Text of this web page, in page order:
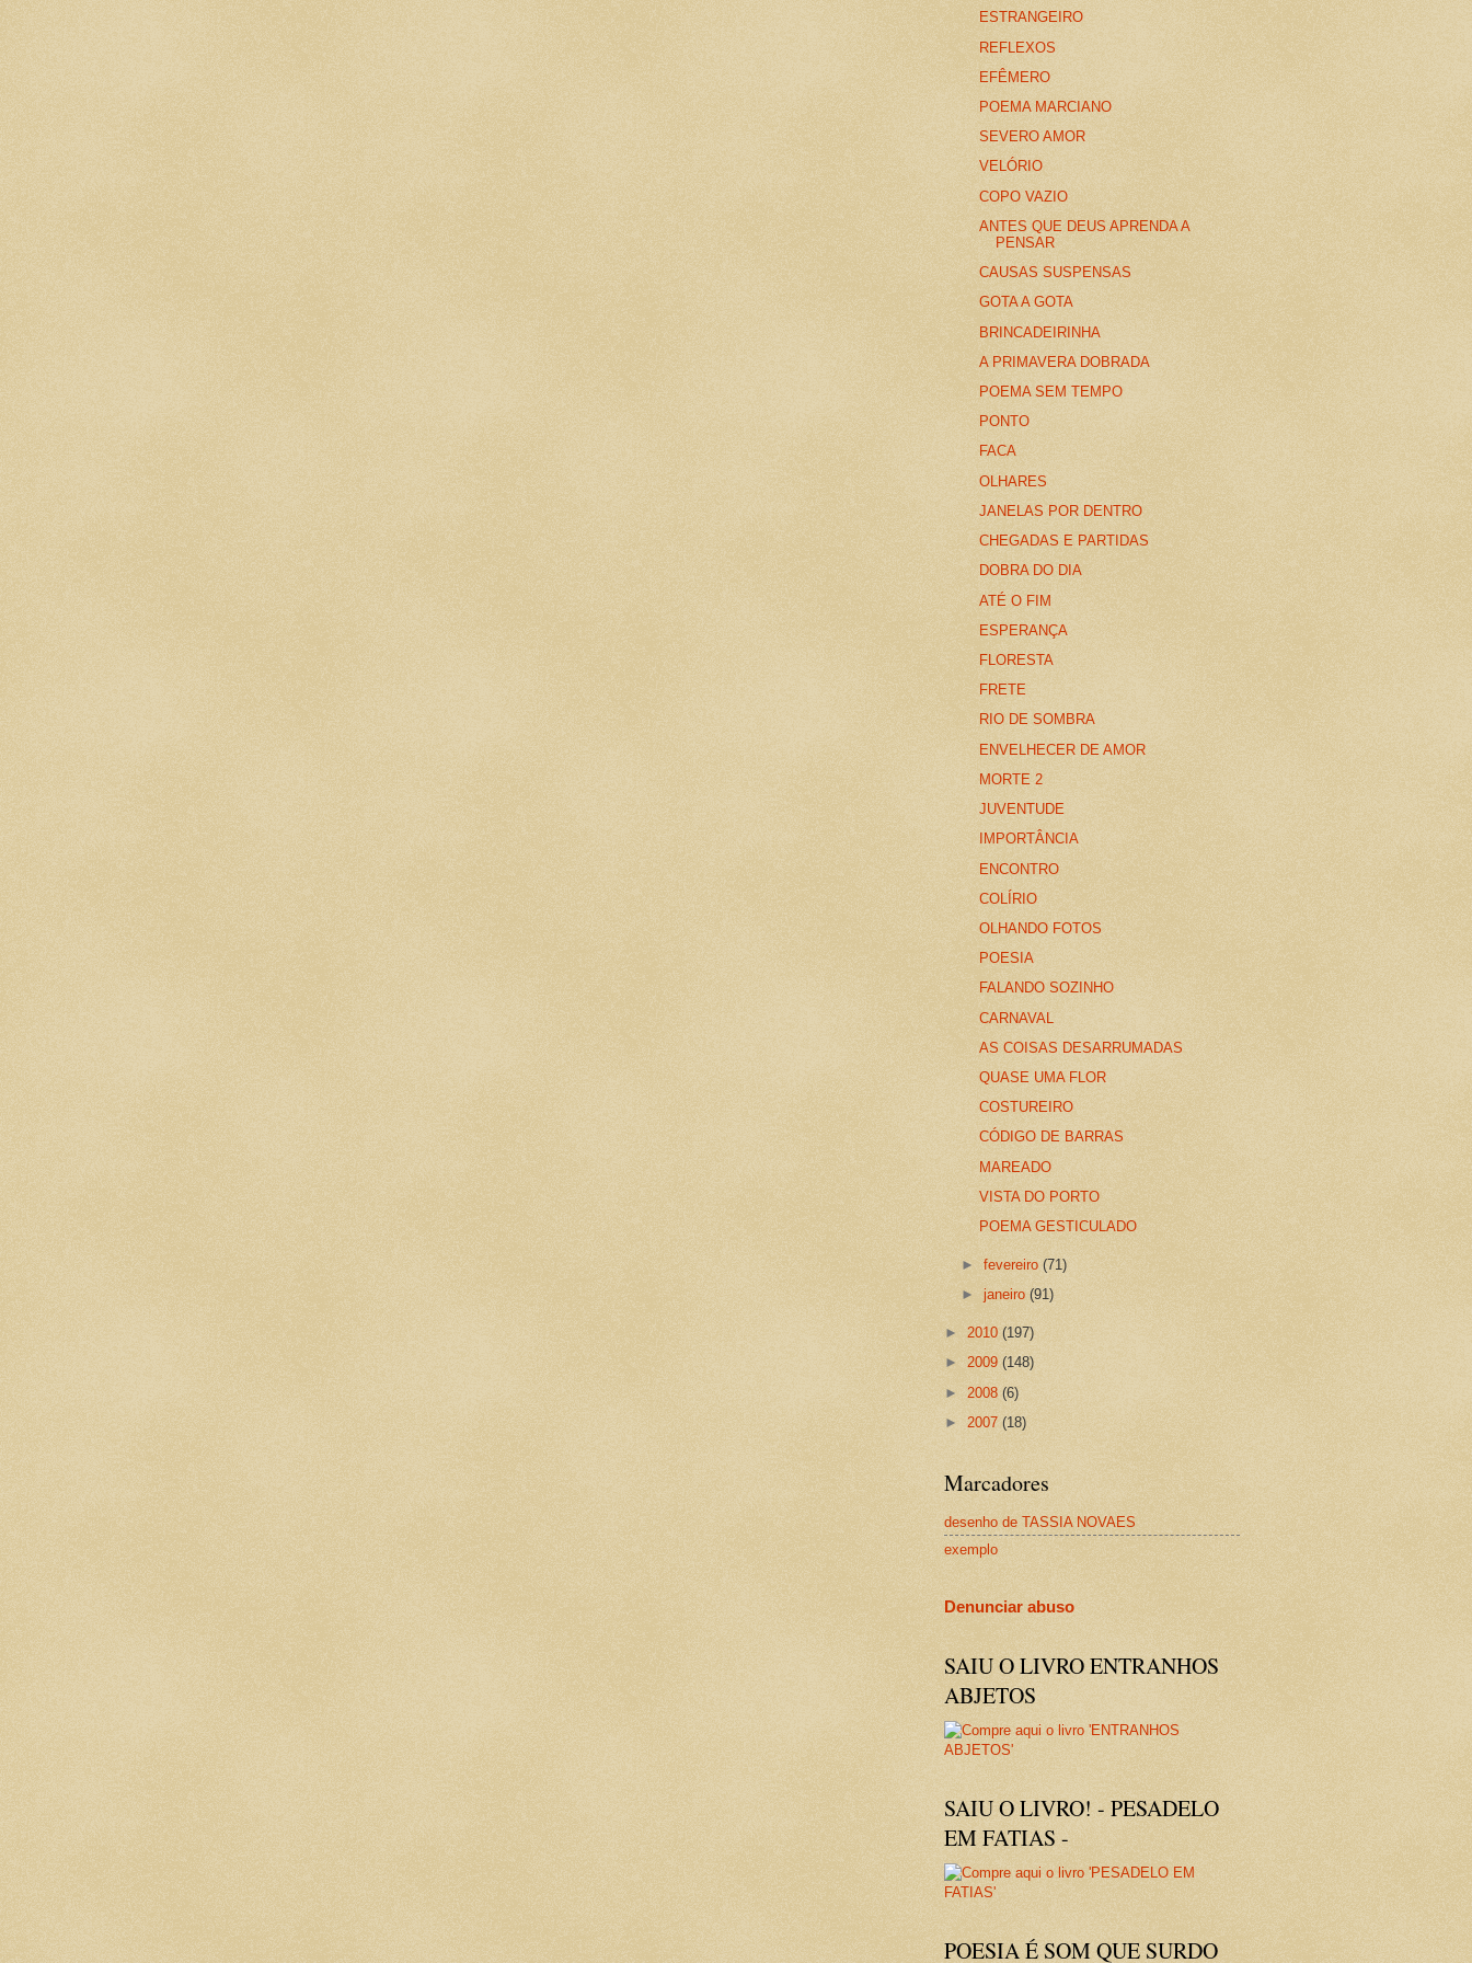
ESTRANGEIRO
REFLEXOS
EFÊMERO
POEMA MARCIANO
SEVERO AMOR
VELÓRIO
COPO VAZIO
ANTES QUE DEUS APRENDA A
PENSAR
CAUSAS SUSPENSAS
GOTA A GOTA
BRINCADEIRINHA
A PRIMAVERA DOBRADA
POEMA SEM TEMPO
PONTO
FACA
OLHARES
JANELAS POR DENTRO
CHEGADAS E PARTIDAS
DOBRA DO DIA
ATÉ O FIM
ESPERANÇA
FLORESTA
FRETE
RIO DE SOMBRA
ENVELHECER DE AMOR
MORTE 2
JUVENTUDE
IMPORTÂNCIA
ENCONTRO
COLÍRIO
OLHANDO FOTOS
POESIA
FALANDO SOZINHO
CARNAVAL
AS COISAS DESARRUMADAS
QUASE UMA FLOR
COSTUREIRO
CÓDIGO DE BARRAS
MAREADO
VISTA DO PORTO
POEMA GESTICULADO
►fevereiro(71)
► janeiro(91)
► 2010 (197)
► 2009 (148)
► 2008 (6)
► 2007 (18)
Marcadores
desenho de TASSIA NOVAES
exemplo
Denunciar abuso
SAIU O LIVRO ENTRANHOS
ABJETOS
SAIU O LIVRO! - PESADELO
EM FATIAS -
POESIA É SOM QUE SURDO